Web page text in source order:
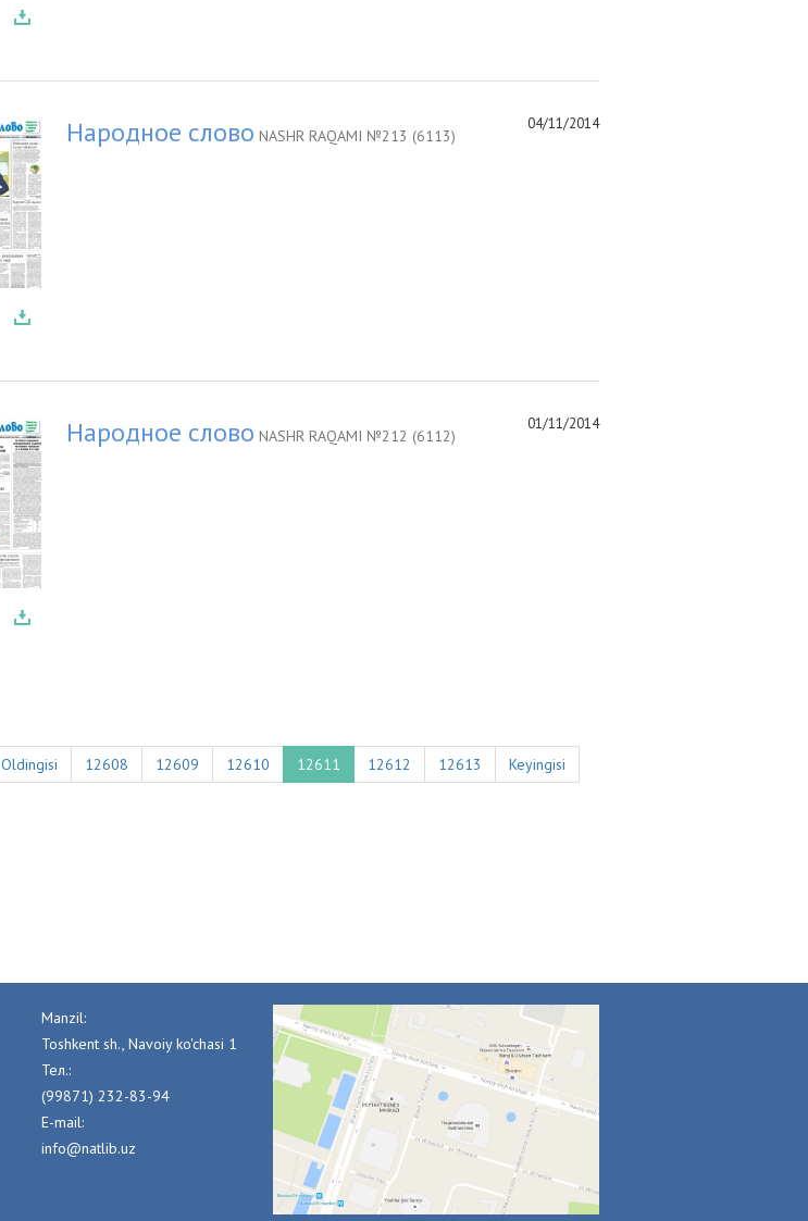
04/11/2014
Народное слово NASHR RAQAMI №213 (6113)
01/11/2014
Народное слово NASHR RAQAMI №212 (6112)
Oldingisi 12608 12609 12610 12611 12612 12613
Keyingisi
Manzil:
Toshkent sh., Navoiy ko'chasi 1
Тел.:
(99871) 232-83-94
E-mail:
info@natlib.uz